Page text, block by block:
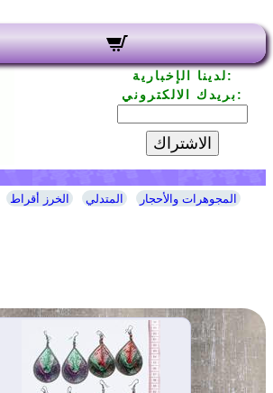
لدينا الإخبارية:
بريدك الالكتروني:
الاشتراك
الخرز أقراط المتدلي
المجوهرات والأحجار